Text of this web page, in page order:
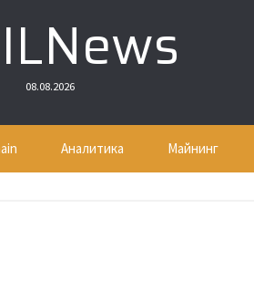
08.08.2026
Аналитика Майнинг